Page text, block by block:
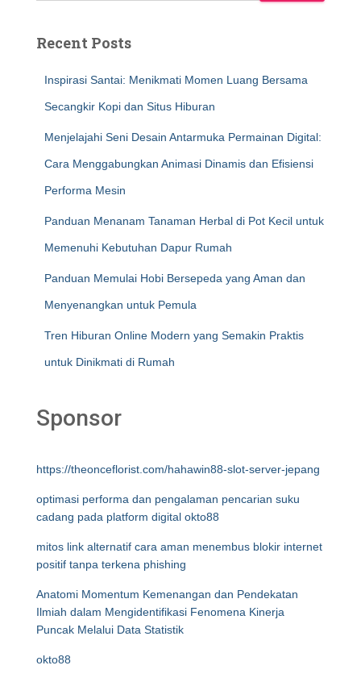
Recent Posts
Inspirasi Santai: Menikmati Momen Luang Bersama
Secangkir Kopi dan Situs Hiburan
Menjelajahi Seni Desain Antarmuka Permainan Digital:
Cara Menggabungkan Animasi Dinamis dan Efisiensi
Performa Mesin
Panduan Menanam Tanaman Herbal di Pot Kecil untuk
Memenuhi Kebutuhan Dapur Rumah
Panduan Memulai Hobi Bersepeda yang Aman dan
Menyenangkan untuk Pemula
Tren Hiburan Online Modern yang Semakin Praktis
untuk Dinikmati di Rumah
Sponsor
https://theonceflorist.com/hahawin88-slot-server-jepang
optimasi performa dan pengalaman pencarian suku
cadang pada platform digital okto88
mitos link alternatif cara aman menembus blokir internet
positif tanpa terkena phishing
Anatomi Momentum Kemenangan dan Pendekatan
Ilmiah dalam Mengidentifikasi Fenomena Kinerja
Puncak Melalui Data Statistik
okto88